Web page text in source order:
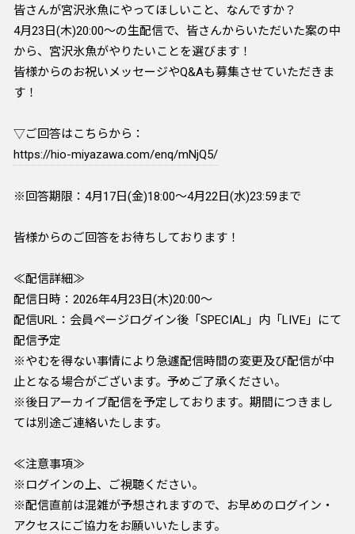
皆さんが宮沢氷魚にやってほしいこと、なんですか？
4月23日(木)20:00～の生配信で、皆さんからいただいた案の中
から、宮沢氷魚がやりたいことを選びます！
皆様からのお祝いメッセージやQ&Aも募集させていただきま
す！
▽ご回答はこちらから：
https://hio-miyazawa.com/enq/mNjQ5/
※回答期限：4月17日(金)18:00～4月22日(水)23:59まで
皆様からのご回答をお待ちしております！
≪配信詳細≫
配信日時：2026年4月23日(木)20:00～
配信URL：会員ページログイン後「SPECIAL」内「LIVE」にて
配信予定
※やむを得ない事情により急遽配信時間の変更及び配信が中
止となる場合がございます。予めご了承ください。
※後日アーカイブ配信を予定しております。期間につきまし
ては別途ご連絡いたします。
≪注意事項≫
※ログインの上、ご視聴ください。
※配信直前は混雑が予想されますので、お早めのログイン・
アクセスにご協力をお願いいたします。